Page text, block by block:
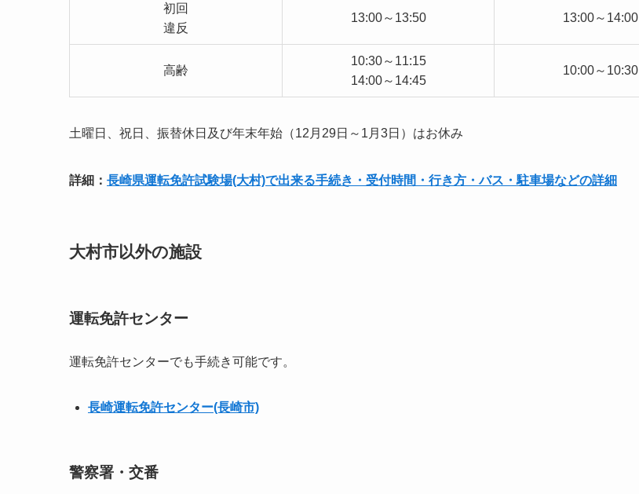
初回
違反
13:00～13:50 13:00～14:00
高齢
10:30～11:15
14:00～14:45
10:00～10:30
土曜日、祝日、振替休日及び年末年始（12月29日～1月3日）はお休み
詳細： 長崎県運転免許試験場(大村)で出来る手続き・受付時間・行き方・バス・駐車場などの詳細
大村市以外の施設
運転免許センター
運転免許センターでも手続き可能です。
長崎運転免許センター(長崎市)
警察署・交番